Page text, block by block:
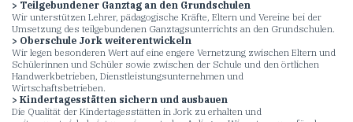
> Teilgebundener Ganztag an den Grundschulen
Wir unterstützen Lehrer, pädagogische Kräfte, Eltern und Vereine bei der
Umsetzung des teilgebundenen Ganztagsunterrichts an den Grundschulen.
> Oberschule Jork weiterentwickeln
Wir legen besonderen Wert auf eine engere Vernetzung zwischen Eltern und
Schülerinnen und Schüler sowie zwischen der Schule und den örtlichen
Handwerkbetrieben, Dienstleistungsunternehmen und
Wirtschaftsbetrieben.
> Kindertagesstätten sichern und ausbauen
Die Qualität der Kindertagesstätten in Jork zu erhalten und